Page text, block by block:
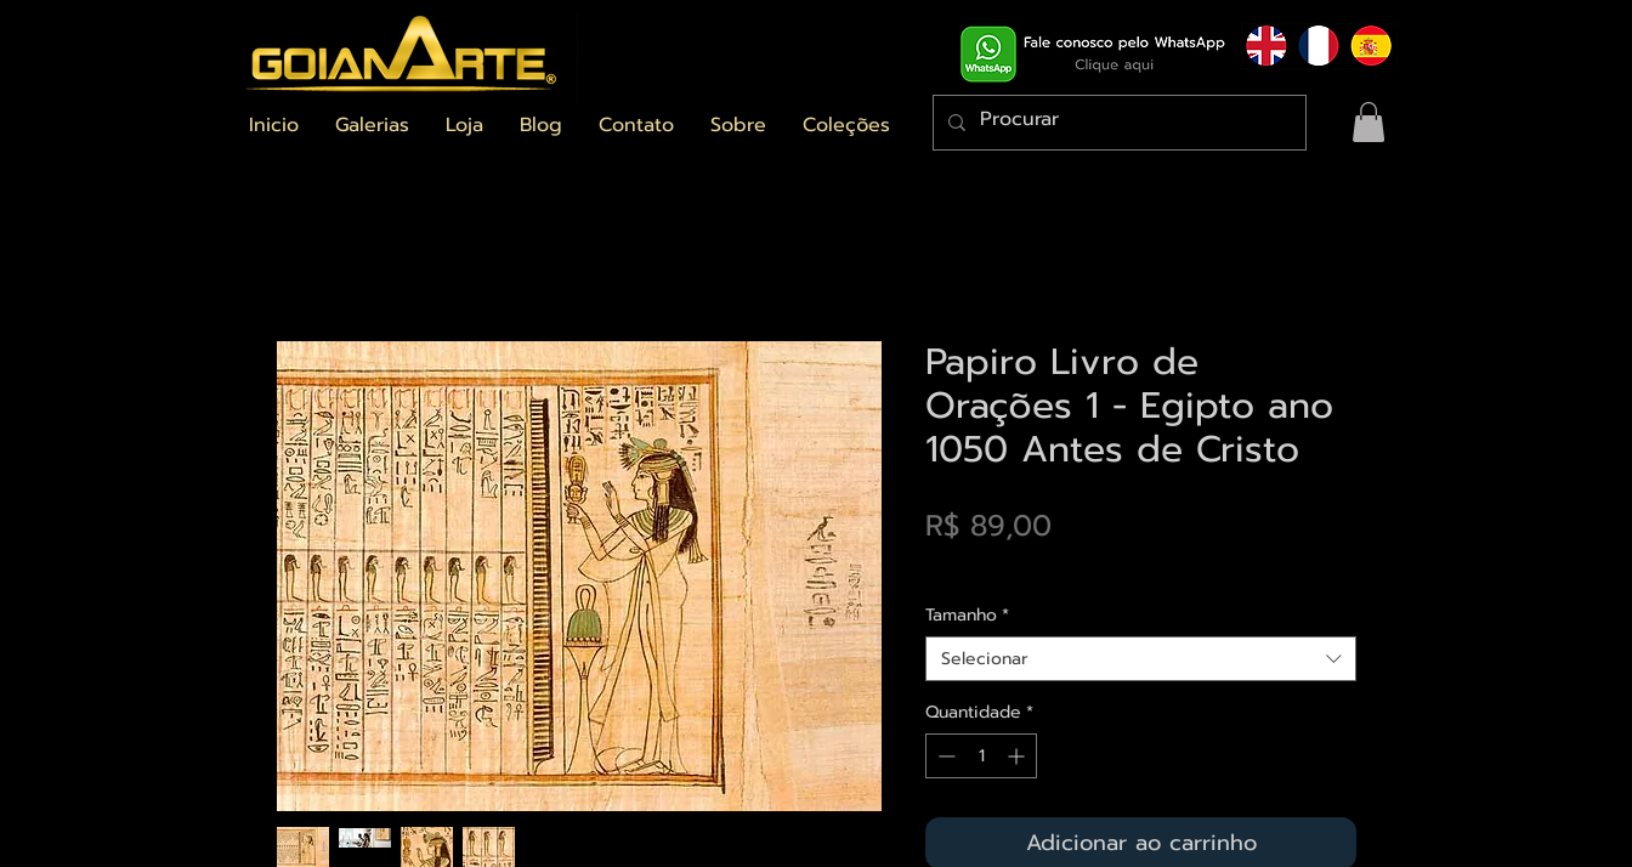
Inicio Galerias Loja Blog Contato Sobre Coleções
Papiro Livro de
Orações 1 - Egipto ano
1050 Antes de Cristo
R$ 89,00
Tamanho*
Selecionar
Quantidade *
Adicionar ao carrinho